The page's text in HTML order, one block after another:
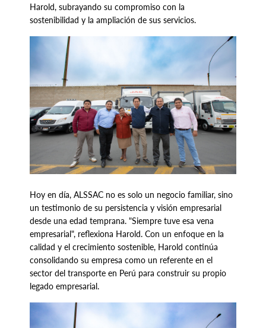
Harold, subrayando su compromiso con la
sostenibilidad y la ampliación de sus servicios.
Hoy en día, ALSSAC no es solo un negocio familiar, sino
un testimonio de su persistencia y visión empresarial
desde una edad temprana. "Siempre tuve esa vena
empresarial", reflexiona Harold. Con un enfoque en la
calidad y el crecimiento sostenible, Harold continúa
consolidando su empresa como un referente en el
sector del transporte en Perú para construir su propio
legado empresarial.